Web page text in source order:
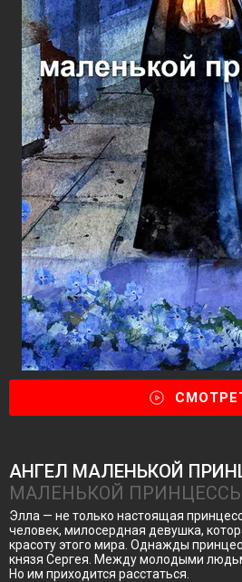
АНГЕЛ МАЛЕНЬКОЙ
МАЛЕНЬКОЙ
Элла — не только настоящая
человек, милосердная девушка,
красоту этого мира. Однажды
князя Сергея. Между молодыми
Но им приходится расстаться.